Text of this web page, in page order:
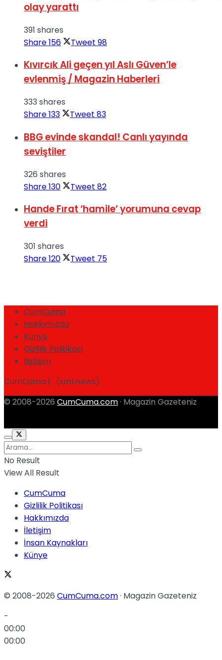
olay yarattı
391 shares
Share156 Tweet 98
Kıvırcık Ali geçen yıl Aslı Güven’le
evlenmiş / Magazin Haberleri
333 shares
Share133 Tweet 83
BBG evinde skandal! Canlı yayında
seviştiler
326 shares
Share130 Tweet 82
Hande Fırat ‘hamile’ yorumuna cevap
verdi
301 shares
Share120 Tweet 75
CumCuma
Hakkımızda
Künye
Gizlilik Politikası
İletişim
CumCuma | (xml news)
© 2008-2026 CumCuma.com · Magazin Gazeteniz
No Result
View All Result
CumCuma
Gizlilik Politikası
Hakkımızda
İletişim
İnsan Kaynakları
Künye
© 2008-2026 CumCuma.com· Magazin Gazeteniz
-
00:00
00:00